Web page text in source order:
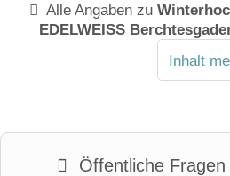
Alle Angaben zu
EDELWEISS
Inhalt
Öffentliche